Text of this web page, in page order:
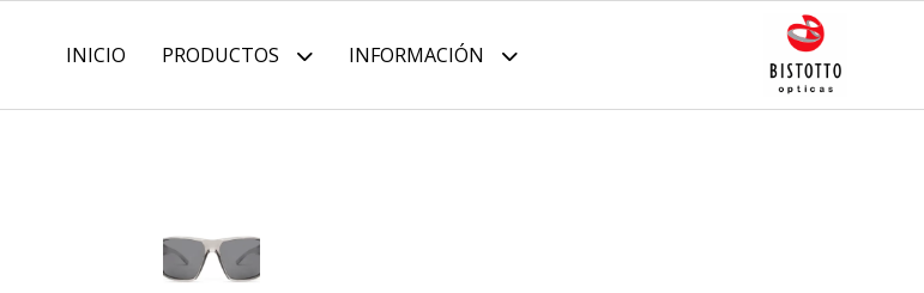
INICIO PRODUCTOS INFORMACIÓN